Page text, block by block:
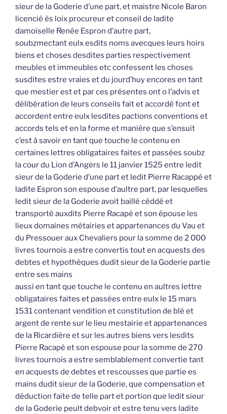
sieur de la Goderie d’une part, et maistre Nicole Baron
licencié ès loix procureur et conseil de ladite
damoiselle Renée Espron d’autre part,
soubzmectant eulx esdits noms avecques leurs hoirs
biens et choses desdites parties respectivement
meubles et immeubles etc confessent les choses
susdites estre vraies et du jourd’huy encores en tant
que mestier est et par ces présentes ont o l’advis et
délibération de leurs conseils fait et accordé font et
accordent entre eulx lesdites pactions conventions et
accords tels et en la forme et manière que s’ensuit
c’est à savoir en tant que touche le contenu en
certaines lettres obligataires faites et passées soubz
la cour du Lion d’Angers le 11 janvier 1525 entre ledit
sieur de la Goderie d’une part et ledit Pierre Racappé et
ladite Espron son espouse d’aultre part, par lesquelles
ledit sieur de la Goderie avoit baillé céddé et
transporté auxdits Pierre Racapé et son épouse les
lieux domaines métairies et appartenances du Vau et
du Pressouer aux Chevaliers pour la somme de 2 000
livres tournois a estre convertis tout en acquests des
debtes et hypothèques dudit sieur de la Goderie partie
entre ses mains
aussi en tant que touche le contenu en aultres lettre
obligataires faites et passées entre eulx le 15 mars
1531 contenant vendition et constitution de blé et
argent de rente sur le lieu mestairie et appartenances
de la Ricardière et sur les autres biens vers lesdits
Pierre Racapé et son espouse pour la somme de 270
livres tournois a estre semblablement convertie tant
en acquests de debtes et rescousses que partie es
mains dudit sieur de la Goderie, que compensation et
déduction faite de telle part et portion que ledit sieur
de la Goderie peult debvoir et estre tenu vers ladite